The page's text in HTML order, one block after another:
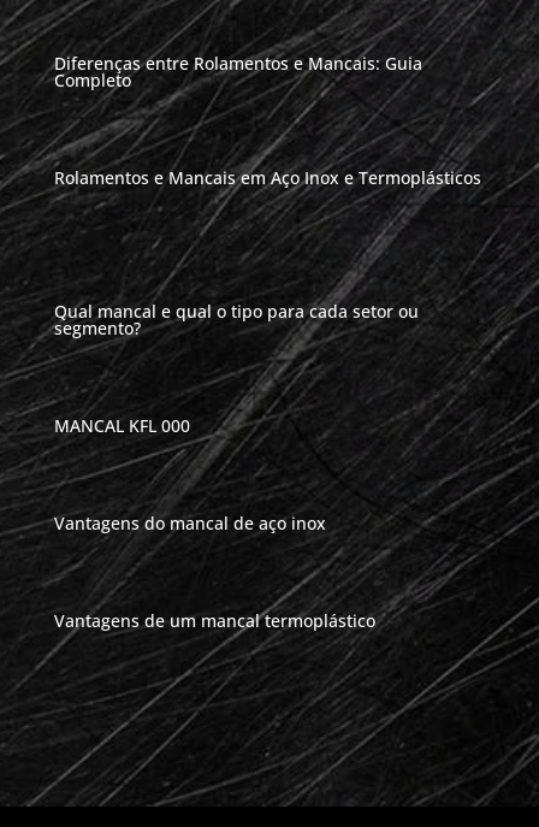
Diferenças entre Rolamentos e Mancais: Guia
Completo
Rolamentos e Mancais em Aço Inox e Termoplásticos
Qual mancal e qual o tipo para cada setor ou
segmento?
MANCAL KFL 000
Vantagens do mancal de aço inox
Vantagens de um mancal termoplástico